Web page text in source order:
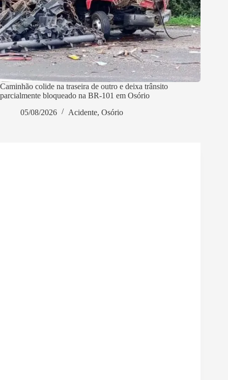
Caminhão colide na traseira de outro e deixa trânsito
parcialmente bloqueado na BR-101 em Osório
05/08/2026
Acidente, Osório